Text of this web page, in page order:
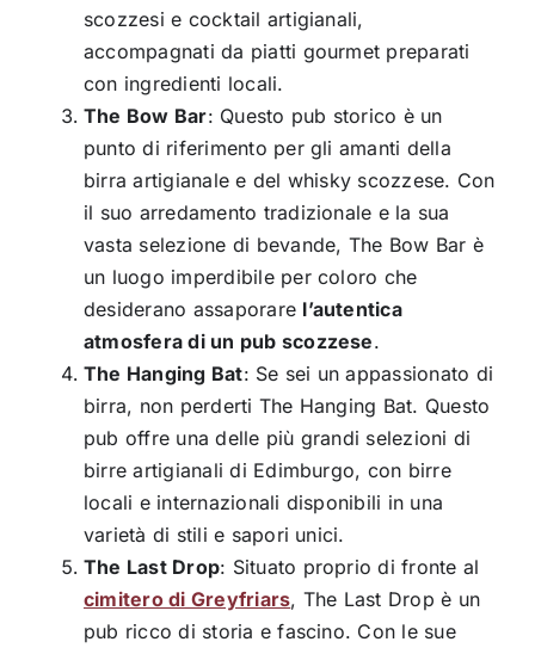
scozzesi e cocktail artigianali,
accompagnati da piatti gourmet preparati
con ingredienti locali.
The Bow Bar: Questo pub storico è un
punto di riferimento per gli amanti della
birra artigianale e del whisky scozzese. Con
il suo arredamento tradizionale e la sua
vasta selezione di bevande, The Bow Bar è
un luogo imperdibile per coloro che
desiderano assaporare l’autentica
atmosfera di un pub scozzese.
The Hanging Bat: Se sei un appassionato di
birra, non perderti The Hanging Bat. Questo
pub offre una delle più grandi selezioni di
birre artigianali di Edimburgo, con birre
locali e internazionali disponibili in una
varietà di stili e sapori unici.
The Last Drop: Situato proprio di fronte al
cimitero di Greyfriars, The Last Drop è un
pub ricco di storia e fascino. Con le sue